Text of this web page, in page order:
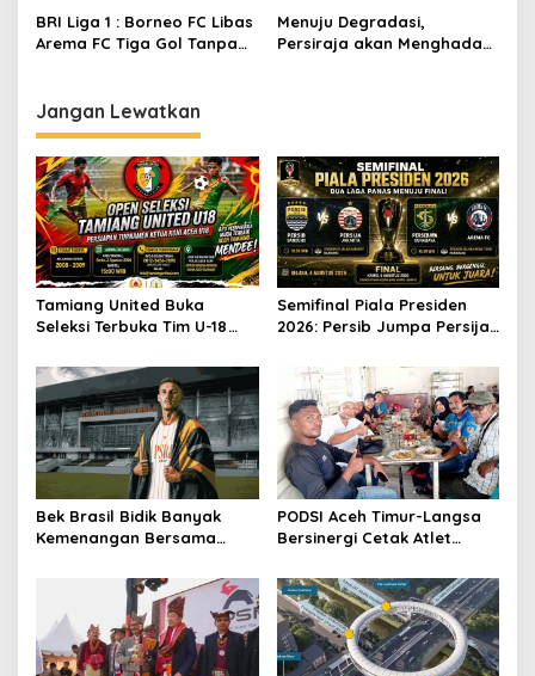
Gol Tanpa Balas
BRI Liga 1 : Borneo FC Libas
Arema FC Tiga Gol Tanpa
Menuju Degradasi,
Persiraja akan Menghadapi
Jangan Lewatkan
Tamiang United Buka
Seleksi Terbuka Tim U-18
Aceh 2026
Semifinal Piala Presiden
2026: Persib Jumpa Persija,
Bek Brasil Bidik Banyak
Kemenangan Bersama
PODSI Aceh Timur-Langsa
Bersinergi Cetak Atlet